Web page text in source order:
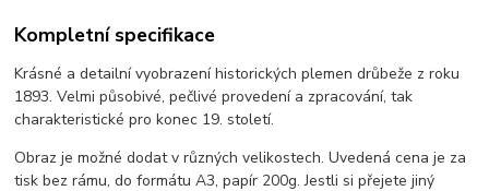
Kompletní specifikace
Krásné a detailní vyobrazení historických plemen drůbeže z roku
1893. Velmi působivé, pečlivé provedení a zpracování, tak
charakteristické pro konec 19. století.
Obraz je možné dodat v různých velikostech. Uvedená cena je za
tisk bez rámu, do formátu A3, papír 200g. Jestli si přejete jiný